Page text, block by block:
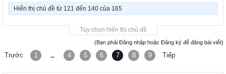
Hiển thị chủ đề từ 121 đến 140 của 165
Tùy chọn hiển thị chủ đề
(Bạn phải Đăng nhập hoặc Đăng ký để đăng bài viết)
Trước 1 ← 4 5 6 7 8 9 Tiếp